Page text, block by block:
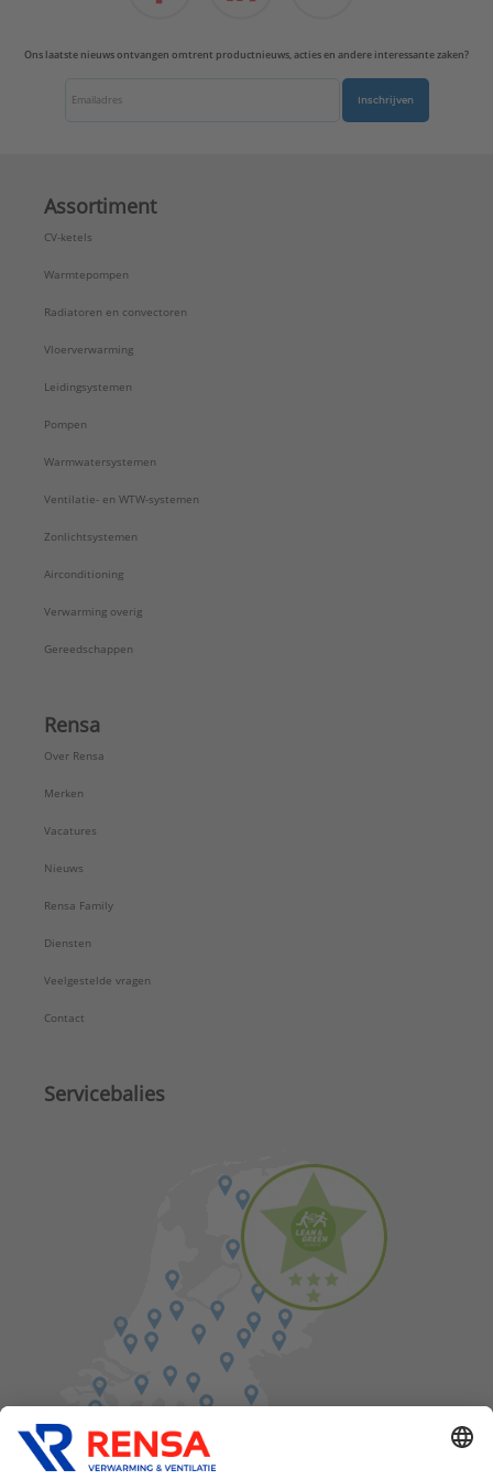
Ons laatste nieuws ontvangen omtrent productnieuws, acties en andere interessante zaken?
Inschrijven
Assortiment
CV-ketels
Warmtepompen
Radiatoren en convectoren
Vloerverwarming
Leidingsystemen
Pompen
Warmwatersystemen
Ventilatie- en WTW-systemen
Zonlichtsystemen
Airconditioning
Verwarming overig
Gereedschappen
Rensa
Over Rensa
Merken
Vacatures
Nieuws
Rensa Family
Diensten
Veelgestelde vragen
Contact
Servicebalies